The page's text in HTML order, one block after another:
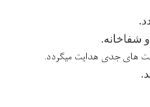
شفاخانه.
های جدی هدایت میگردد.